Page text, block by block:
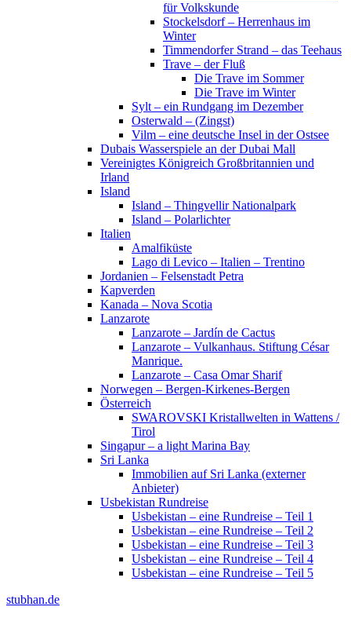
für Volkskunde
Stockelsdorf – Herrenhaus im
Winter
Timmendorfer Strand – das Teehaus
Trave – der Fluß
Die Trave im Sommer
Die Trave im Winter
Sylt – ein Rundgang im Dezember
Osterwald – (Zingst)
Vilm – eine deutsche Insel in der Ostsee
Dubais Wasserspiele an der Dubai Mall
Vereinigtes Königreich Großbritannien und
Irland
Island
Island – Thingvellir Nationalpark
Island – Polarlichter
Italien
Amalfiküste
Lago di Levico – Italien – Trentino
Jordanien – Felsenstadt Petra
Kapverden
Kanada – Nova Scotia
Lanzarote
Lanzarote – Jardín de Cactus
Lanzarote – Vulkanhaus. Stiftung César
Manrique.
Lanzarote – Casa Omar Sharif
Norwegen – Bergen-Kirkenes-Bergen
Österreich
SWAROVSKI Kristallwelten in Wattens /
Tirol
Singapur – a light Marina Bay
Sri Lanka
Immobilien auf Sri Lanka (externer
Anbieter)
Usbekistan Rundreise
Usbekistan – eine Rundreise – Teil 1
Usbekistan – eine Rundreise – Teil 2
Usbekistan – eine Rundreise – Teil 3
Usbekistan – eine Rundreise – Teil 4
Usbekistan – eine Rundreise – Teil 5
stubhan.de